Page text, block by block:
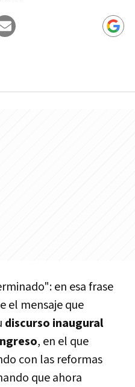
en esa frase
el mensaje que
discurso inaugural
, en el que
con las reformas
que ahora